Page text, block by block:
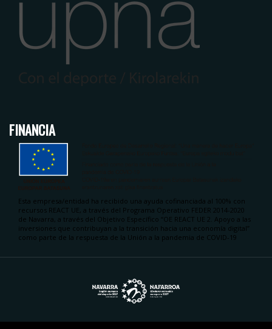
FINANCIA
Esta empresa/entidad ha recibido una ayuda cofinanciada al 100% con
recursos REACT UE, a través del Programa Operativo FEDER 2014-2020
de Navarra, a través del Objetivo Específico “OE REACT UE 2. Apoyo a las
inversiones que contribuyan a la transición hacia una economía digital”
como parte de la respuesta de la Unión a la pandemia de COVID-19